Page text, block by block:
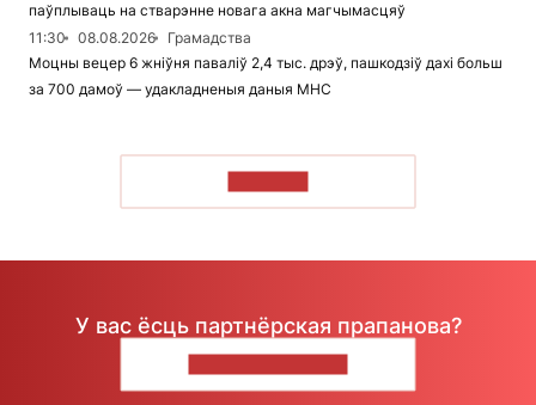
паўплываць на стварэнне новага акна магчымасцяў
11:30
08.08.2026
Грамадства
Моцны вецер 6 жніўня паваліў 2,4 тыс. дрэў, пашкодзіў дахі больш
за 700 дамоў — удакладненыя даныя МНС
У вас ёсць партнёрская прапанова?